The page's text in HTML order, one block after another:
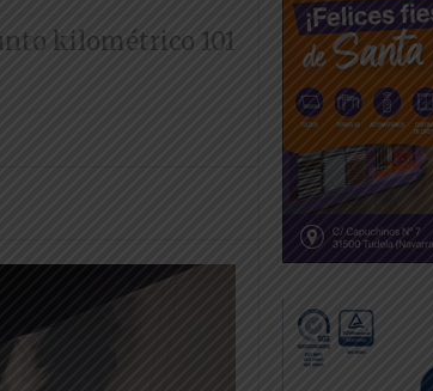
kilométrico 101